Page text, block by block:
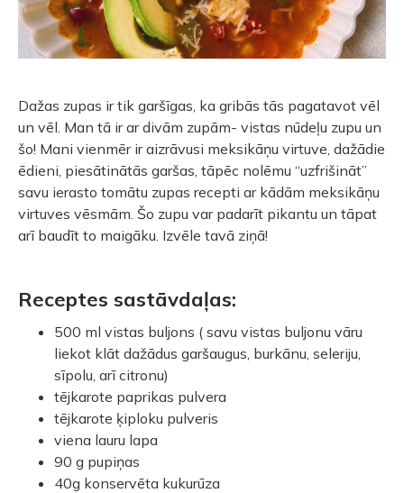
Dažas zupas ir tik garšīgas, ka gribās tās pagatavot vēl
un vēl. Man tā ir ar divām zupām- vistas nūdeļu zupu un
šo! Mani vienmēr ir aizrāvusi meksikāņu virtuve, dažādie
ēdieni, piesātinātās garšas, tāpēc nolēmu “uzfrišināt”
savu ierasto tomātu zupas recepti ar kādām meksikāņu
virtuves vēsmām. Šo zupu var padarīt pikantu un tāpat
arī baudīt to maigāku. Izvēle tavā ziņā!
Receptes sastāvdaļas:
500 ml vistas buljons ( savu vistas buljonu vāru
liekot klāt dažādus garšaugus, burkānu, seleriju,
sīpolu, arī citronu)
tējkarote paprikas pulvera
tējkarote ķiploku pulveris
viena lauru lapa
90 g pupiņas
40g konservēta kukurūza